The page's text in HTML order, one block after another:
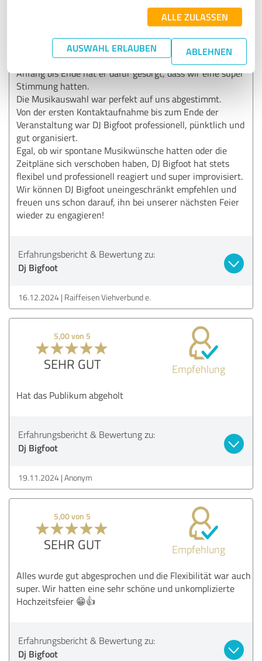
ALLE ZULASSEN
AUSWAHL ERLAUBEN ABLEHNEN
Empfehlung
Wir hatten das große Vergnügen, DJ Bigfoot für unsere
Weihnachtsfeier zu engagieren und waren begeistert. Von
Anfang bis Ende hat er dafür gesorgt, dass wir eine super
Stimmung hatten.
Die Musikauswahl war perfekt auf uns abgestimmt.
Von der ersten Kontaktaufnahme bis zum Ende der
Veranstaltung war DJ Bigfoot professionell, pünktlich und
gut organisiert.
Egal, ob wir spontane Musikwünsche hatten oder die
Zeitpläne sich verschoben haben, DJ Bigfoot hat stets
flexibel und professionell reagiert und super improvisiert.
Wir können DJ Bigfoot uneingeschränkt empfehlen und
freuen uns schon darauf, ihn bei unserer nächsten Feier
wieder zu engagieren!
Erfahrungsbericht & Bewertung zu:
Dj Bigfoot
16.12.2024 Raiffeisen Viehverbund e.
5,00 von 5
SEHR GUT Empfehlung
Hat das Publikum abgeholt
Erfahrungsbericht & Bewertung zu:
Dj Bigfoot
19.11.2024 Anonym
5,00 von 5
SEHR GUT Empfehlung
Alles wurde gut abgesprochen und die Flexibilität war auch
super. Wir hatten eine sehr schöne und unkomplizierte
Hochzeitsfeier 😁👍
Erfahrungsbericht & Bewertung zu:
Dj Bigfoot